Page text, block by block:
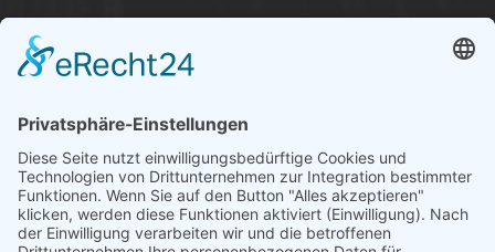
Informationen aus Politik – Wirtschaft – Kultur – Umwelt –
Gesellschaft - Polizei und Feuerwehr – für die Region Bayern